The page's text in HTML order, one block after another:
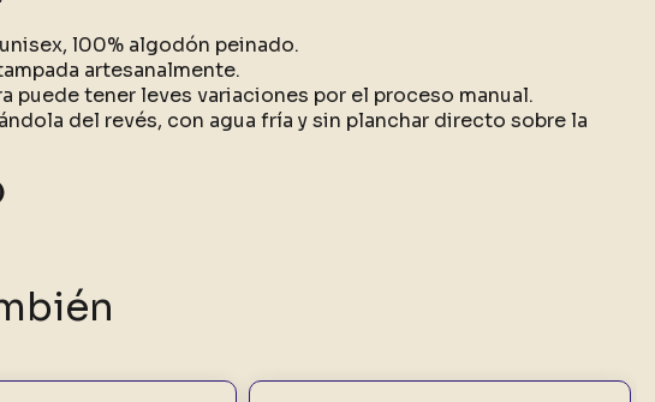
l00% algodón peinado.
artesanalmente.
puede tener leves variaciones por el proceso manual.
del revés, con agua fría y sin planchar directo sobre la